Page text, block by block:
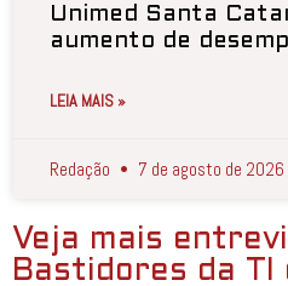
Unimed Santa
aumento de
LEIA MAIS »
Redação 7 de agosto de 2026
Veja mais
Bastidores da TI